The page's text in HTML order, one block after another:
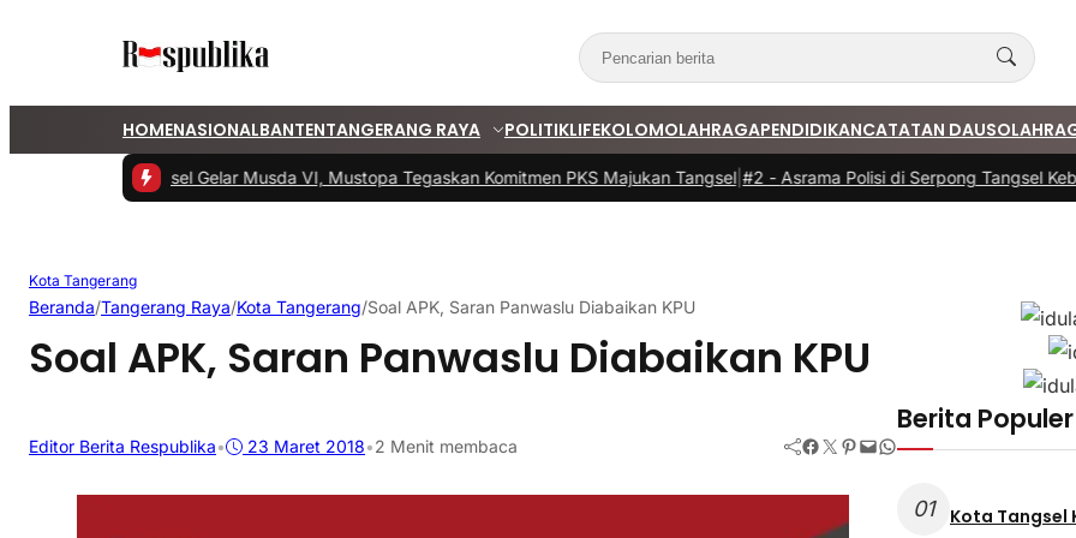
HOMENASIONALBANTENTANGERANG RAYA POLITIKLIFEKOLOMOLAHRAGAPENDIDIKANCATATAN DAUS
PKS Tangsel Gelar Musda VI, Mustopa Tegaskan Komitmen PKS Majukan Tangsel|#2 -Asrama Polisi di Serpong Tangsel
Kota Tangerang
Beranda/Tangerang Raya/Kota Tangerang/Soal APK, Saran Panwaslu Diabaikan KPU
Soal APK, Saran Panwaslu Diabaikan KPU
Editor Berita Respublika• 23 Maret 2018•2 Menit membaca Facebook Twitter Pinterest Mail WhatsApp
Berita Populer
01 Kota Tangsel